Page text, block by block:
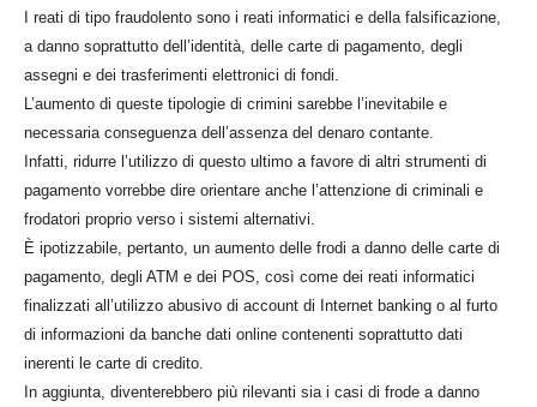
I reati di tipo fraudolento sono i reati informatici e della falsificazione,
a danno soprattutto dell’identità, delle carte di pagamento, degli
assegni e dei trasferimenti elettronici di fondi.
L’aumento di queste tipologie di crimini sarebbe l’inevitabile e
necessaria conseguenza dell’assenza del denaro contante.
Infatti, ridurre l’utilizzo di questo ultimo a favore di altri strumenti di
pagamento vorrebbe dire orientare anche l’attenzione di criminali e
frodatori proprio verso i sistemi alternativi.
È ipotizzabile, pertanto, un aumento delle frodi a danno delle carte di
pagamento, degli ATM e dei POS, così come dei reati informatici
finalizzati all’utilizzo abusivo di account di Internet banking o al furto
di informazioni da banche dati online contenenti soprattutto dati
inerenti le carte di credito.
In aggiunta, diventerebbero più rilevanti sia i casi di frode a danno